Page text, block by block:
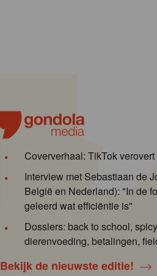
Coververhaal: TikTok
Interview met Sebastiaan de
België en Nederland): "In de
geleerd wat efficiëntie is"
Dossiers: back to school,
dierenvoeding, betalingen,
Bekijk de nieuwste editie!